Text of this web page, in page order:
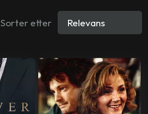
Sorter etter